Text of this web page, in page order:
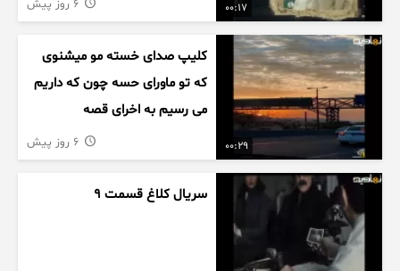
00:17
00:29
کلیپ صدای خسته مو میشنوی
که تو ماورای حسه چون که داریم
می رسیم به اخرای قصه
سریال کلاغ قسمت 9